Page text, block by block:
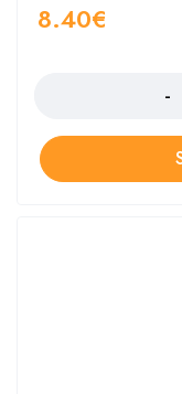
8.40€